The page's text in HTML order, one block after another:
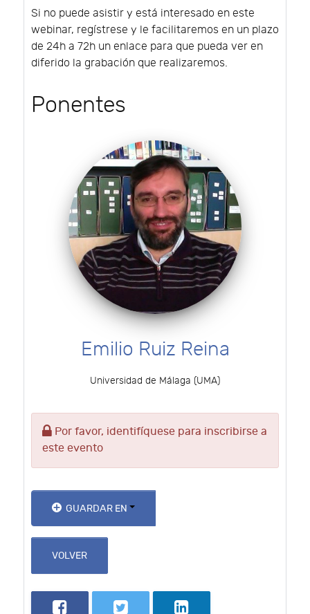
Si no puede asistir y está interesado en este
webinar, regístrese y le facilitaremos en un plazo
de 24h a 72h un enlace para que pueda ver en
diferido la grabación que realizaremos.
Ponentes
Emilio Ruiz Reina
Universidad de Málaga (UMA)
Por favor, identifíquese para inscribirse a
este evento
GUARDAR EN
VOLVER